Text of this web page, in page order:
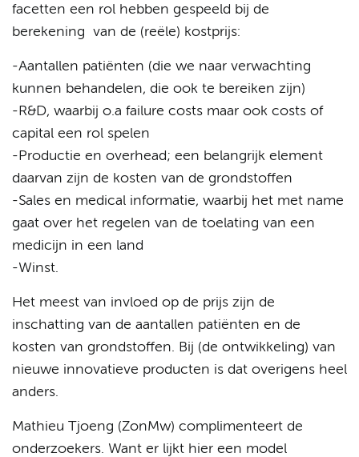
facetten een rol hebben gespeeld bij de
berekening van de (reële) kostprijs:
-Aantallen patiënten (die we naar verwachting
kunnen behandelen, die ook te bereiken zijn)
-R&D, waarbij o.a failure costs maar ook costs of
capital een rol spelen
-Productie en overhead; een belangrijk element
daarvan zijn de kosten van de grondstoffen
-Sales en medical informatie, waarbij het met name
gaat over het regelen van de toelating van een
medicijn in een land
-Winst.
Het meest van invloed op de prijs zijn de
inschatting van de aantallen patiënten en de
kosten van grondstoffen. Bij (de ontwikkeling) van
nieuwe innovatieve producten is dat overigens heel
anders.
Mathieu Tjoeng (ZonMw) complimenteert de
onderzoekers. Want er lijkt hier een model